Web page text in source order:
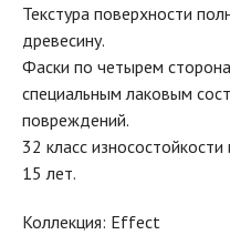
Текстура поверхности
древесину.
Фаски по четырем
специальным лаковым
повреждений.
32 класс
15 лет.
Коллекция: Effect